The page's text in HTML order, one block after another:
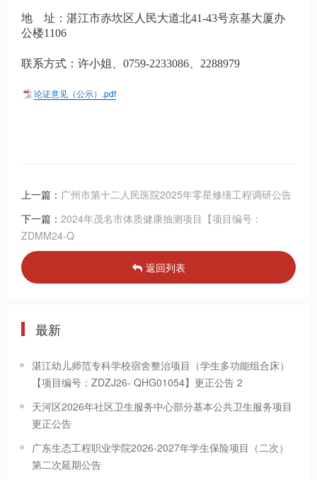
地 址：湛江市赤坎区人民大道北41-43号京基大厦办
公楼1106
联系方式：许小姐、0759-2233086、2288979
论证意见（公示）.pdf
上一篇： 广州市第十二人民医院2025年零星修缮工程调研公告
下一篇： 2024年茂名市体质健康抽测项目【项目编号：
ZDMM24-Q
返回列表
最新
湛江幼儿师范专科学校宿舍整治项目（学生多功能组合床）
【项目编号：ZDZJ26- QHG01054】更正公告 2
天河区2026年社区卫生服务中心部分基本公共卫生服务项目
更正公告
广东生态工程职业学院2026-2027年学生保险项目（二次）
第二次延期公告